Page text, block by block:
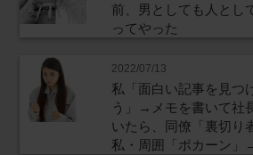
前、男としても人とし
ってやった
2022/07/13
私「面白い記事を見つ
う」→メモを書いて社
いたら、同僚「裏切り
私・周囲「ポカーン